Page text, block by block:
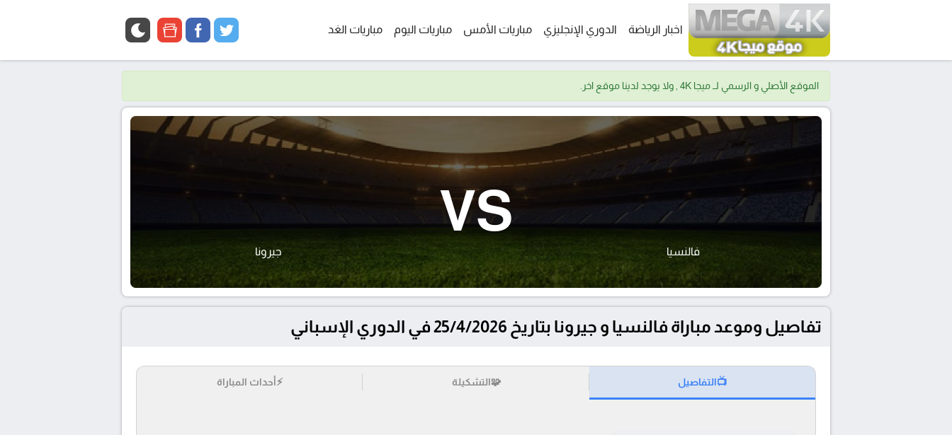
اخبار الرياضة الدوري الإنجليزي مباريات الأمس مباريات اليوم مباريات الغد twitter
facebook
google
الموقع الأصلي و الرسمي لــ ميجا 4K , ولا يوجد لدينا موقع اخر.
فالنسيا
VS
جيرونا
تفاصيل وموعد مباراة فالنسيا و جيرونا بتاريخ 25/4/2026 في الدوري الإسباني
📺التفاصيل 🧩التشكيلة ⚡أحداث المباراة